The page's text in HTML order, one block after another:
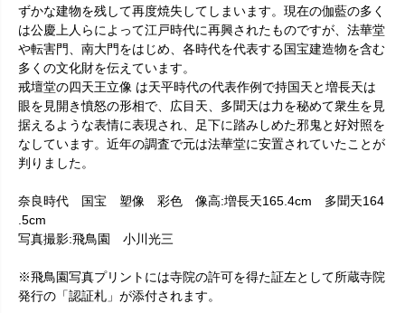
ずかな建物を残して再度焼失してしまいます。現在の伽藍の多く
は公慶上人らによって江戸時代に再興されたものですが、法華堂
や転害門、南大門をはじめ、各時代を代表する国宝建造物を含む
多くの文化財を伝えています。
戒壇堂の四天王立像 は天平時代の代表作例で持国天と増長天は
眼を見開き憤怒の形相で、広目天、多聞天は力を秘めて衆生を見
据えるような表情に表現され、足下に踏みしめた邪鬼と好対照を
なしています。近年の調査で元は法華堂に安置されていたことが
判りました。
奈良時代 国宝 塑像 彩色 像高:増長天165.4cm 多聞天164
.5cm
写真撮影:飛鳥園 小川光三
※飛鳥園写真プリントには寺院の許可を得た証左として所蔵寺院
発行の「認証札」が添付されます。